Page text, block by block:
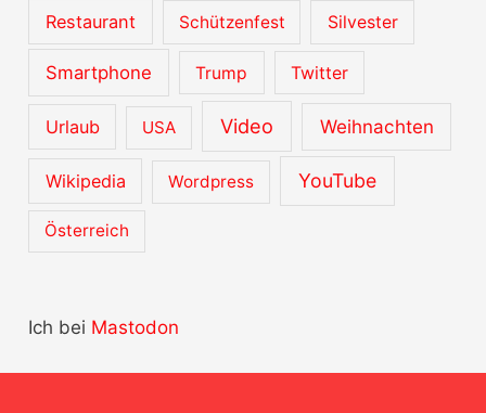
Restaurant Schützenfest Silvester
Smartphone Trump Twitter
Urlaub USA Video Weihnachten
Wikipedia Wordpress YouTube
Österreich
Ich bei Mastodon